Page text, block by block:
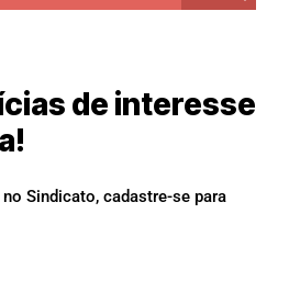
de interesse
Sindicato, cadastre-se para